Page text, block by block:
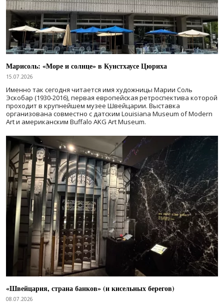
Марисоль: «Море и солнце» в Кунстхаусе Цюриха
15.07.2026
Именно так сегодня читается имя художницы Марии Соль
Эскобар (1930-2016), первая европейская ретроспектива которой
проходит в крупнейшем музее Швейцарии. Выставка
организована совместно с датским Louisiana Museum of Modern
Art и американским Buffalo AKG Art Museum.
«Швейцария, страна банков» (и кисельных берегов)
08.07.2026